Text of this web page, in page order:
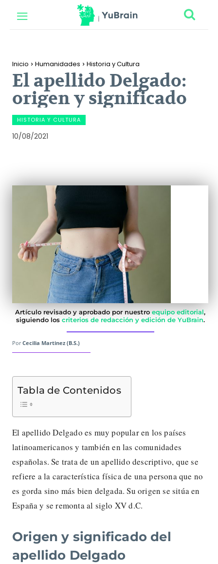
Inicio Humanidades Historia y Cultura
El apellido Delgado:
origen y significado
HISTORIA Y CULTURA
10/08/2021
Artículo revisado y aprobado por nuestro equipo editorial,
siguiendo los criterios de redacción y edición de YuBrain.
Por Cecilia Martinez (B.S.)
Tabla de Contenidos
El apellido Delgado es muy popular en los países
latinoamericanos y también en las comunidades
españolas. Se trata de un apellido descriptivo, que se
refiere a la característica física de una persona que no
es gorda sino más bien delgada. Su origen se sitúa en
España y se remonta al siglo XV d.C.
Origen y significado del
apellido Delgado